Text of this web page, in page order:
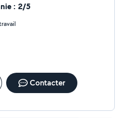
: 2/5
Contacter